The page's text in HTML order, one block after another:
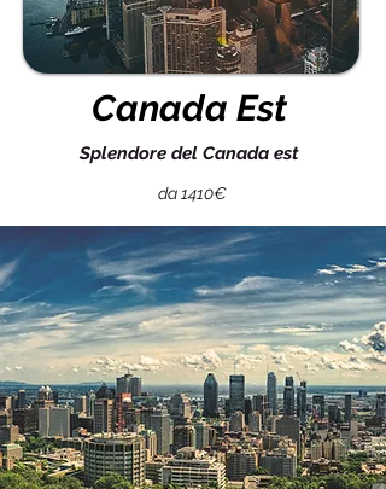
Canada Est
Splendore del Canada est
da 1410€